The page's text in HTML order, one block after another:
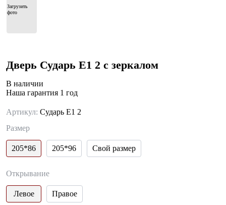
Загрузить
фото
Дверь Сударь E1 2 с зеркалом
В наличии
Наша гарантия 1 год
Артикул: Сударь E1 2
Размер
205*86 205*96 Свой размер
Открывание
Левое Правое